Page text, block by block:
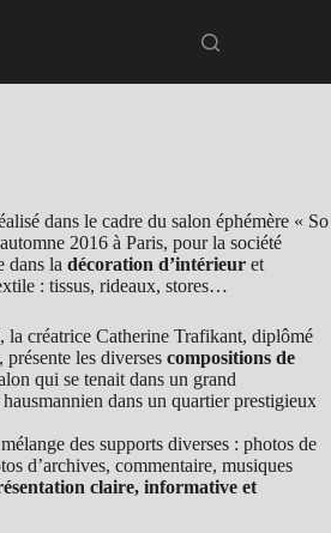
dans le cadre du salon éphémère « So
2016 à Paris, pour la société
dans la décoration d’intérieur et
: tissus, rideaux, stores…
la créatrice Catherine Trafikant, diplômé
présente les diverses compositions de
qui se tenait dans un grand
dans un quartier prestigieux
mélange des supports diverses : photos de
d’archives, commentaire, musiques
claire, informative et